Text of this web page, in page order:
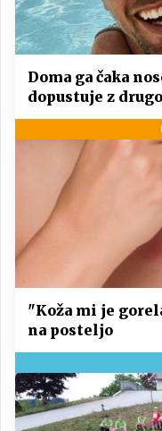
Doma ga čaka
dopustuje z drugo
"Koža mi je
na posteljo